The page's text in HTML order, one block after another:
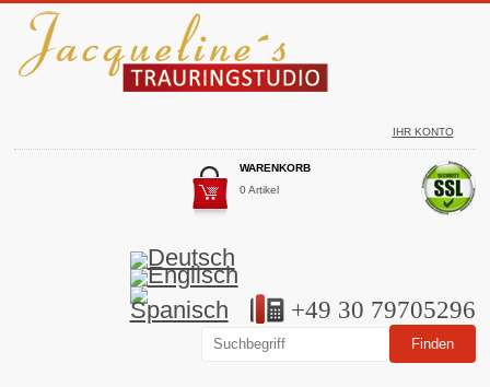
IHR KONTO
WARENKORB
0 Artikel
+49 30 79705296